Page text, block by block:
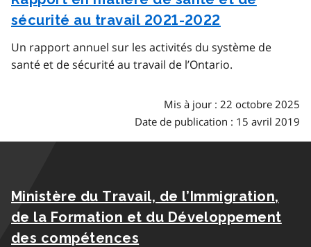
sécurité au travail 2021-2022
Un rapport annuel sur les activités du système de
santé et de sécurité au travail de l’Ontario.
Mis à jour : 22 octobre 2025
Date de publication : 15 avril 2019
Ministère du Travail, de l’Immigration,
de la Formation et du Développement
des compétences